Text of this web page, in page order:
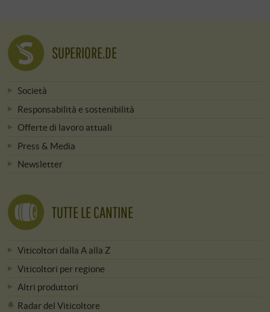
SUPERIORE.DE
Società
Responsabilità e sostenibilità
Offerte di lavoro attuali
Press & Media
Newsletter
TUTTE LE CANTINE
Viticoltori dalla A alla Z
Viticoltori per regione
Altri produttori
Radar del Viticoltore